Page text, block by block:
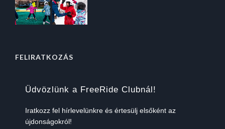
FELIRATKOZÁS
Üdvözlünk a FreeRide Clubnál!
Iratkozz fel hírlevelünkre és értesülj elsőként az
újdonságokról!